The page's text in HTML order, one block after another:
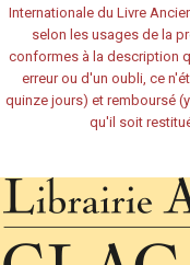
Internationale du Livre
selon les usages de la
conformes à la description
erreur ou d'un oubli, ce
quinze jours) et remboursé
qu'il soit